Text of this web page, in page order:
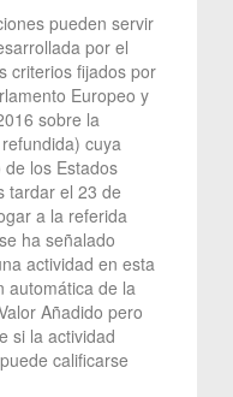
pueden servir
por el
criterios fijados por
Europeo y
sobre la
cuya
los Estados
tardar el 23 de
a la referida
ha señalado
actividad en esta
automática de la
Añadido pero
si la actividad
calificarse